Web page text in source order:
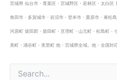
宮城県 仙台市・青葉区・宮城野区・若林区・太白区
角田市・多賀城市・岩沼市・登米市・栗原市・東松
河原町 柴田郡・柴田町・亘理町・山元町・松島町・
美町・涌谷町・美里町 他・宮城県全域。他・全国対